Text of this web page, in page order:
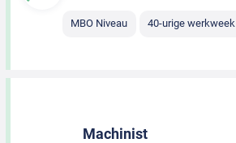
MBO Niveau 40-urige werkweek
Machinist